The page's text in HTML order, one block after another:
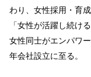
わり、女性採用・育
「女性が活躍し続け
女性同士がエンパワ
年会社設立に至る。